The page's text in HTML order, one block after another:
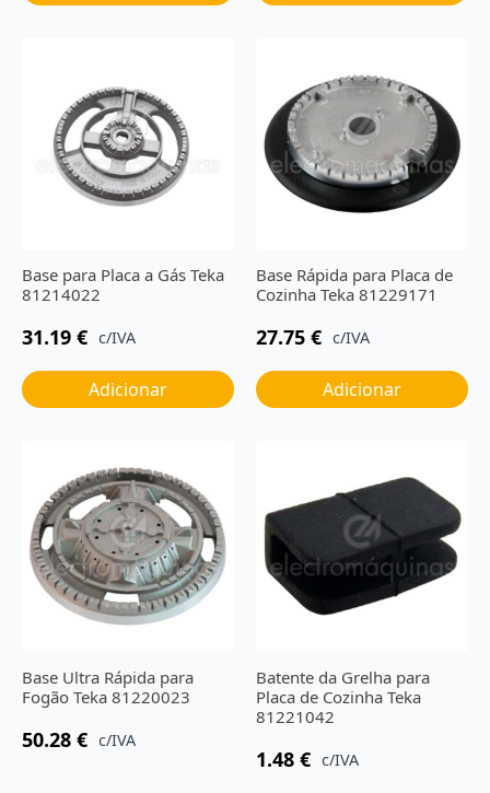
Base para Placa a Gás Teka
81214022
31.19 € c/IVA
Adicionar
Base Rápida para Placa de
Cozinha Teka 81229171
27.75 € c/IVA
Adicionar
Base Ultra Rápida para
Fogão Teka 81220023
50.28 € c/IVA
Batente da Grelha para
Placa de Cozinha Teka
81221042
1.48 € c/IVA